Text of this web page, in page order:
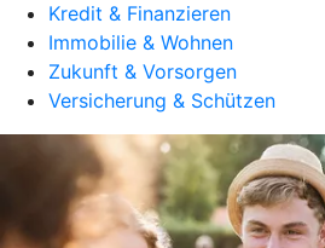
Kredit & Finanzieren
Immobilie & Wohnen
Zukunft & Vorsorgen
Versicherung & Schützen